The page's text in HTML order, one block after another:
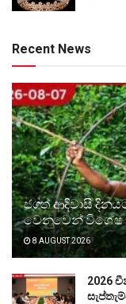
Recent News
ජගත් ආදිවාසි
වෙනුවෙන් විශේෂ
8 AUGUST 2026
2026